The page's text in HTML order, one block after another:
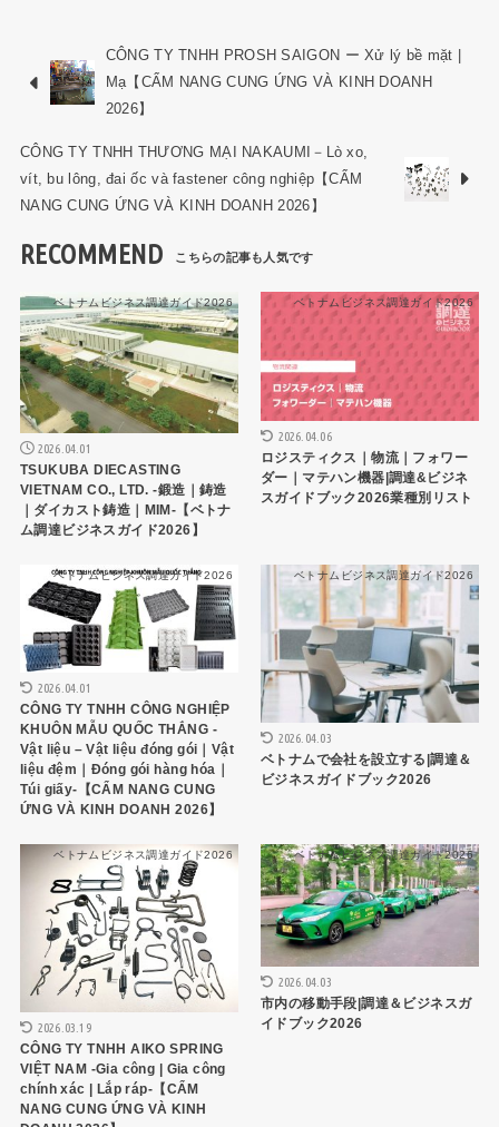
CÔNG TY TNHH PROSH SAIGON ー Xử lý bề mặt |
Mạ【CẨM NANG CUNG ỨNG VÀ KINH DOANH
2026】
CÔNG TY TNHH THƯƠNG MẠI NAKAUMI－Lò xo,
vít, bu lông, đai ốc và fastener công nghiệp【CẨM
NANG CUNG ỨNG VÀ KINH DOANH 2026】
RECOMMEND
ベトナムビジネス調達ガイド2026
2026.04.01
TSUKUBA DIECASTING
VIETNAM CO., LTD. -鍛造｜鋳造
｜ダイカスト鋳造｜MIM-【ベトナ
ム調達ビジネスガイド2026】
ベトナムビジネス調達ガイド2026
2026.04.06
ロジスティクス｜物流｜フォワー
ダー｜マテハン機器|調達&ビジネ
スガイドブック2026業種別リスト
ベトナムビジネス調達ガイド2026
2026.04.01
CÔNG TY TNHH CÔNG NGHIỆP
KHUÔN MẪU QUỐC THẮNG -
Vật liệu – Vật liệu đóng gói｜Vật
liệu đệm｜Đóng gói hàng hóa｜
Túi giấy-【CẨM NANG CUNG
ỨNG VÀ KINH DOANH 2026】
ベトナムビジネス調達ガイド2026
2026.04.03
ベトナムで会社を設立する|調達＆
ビジネスガイドブック2026
ベトナムビジネス調達ガイド2026
2026.03.19
CÔNG TY TNHH AIKO SPRING
VIỆT NAM -Gia công | Gia công
chính xác | Lắp ráp-【CẨM
NANG CUNG ỨNG VÀ KINH
ベトナムビジネス調達ガイド2026
2026.04.03
市内の移動手段|調達＆ビジネスガ
イドブック2026